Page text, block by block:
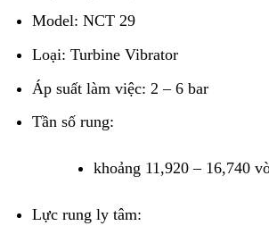
Model: NCT 29
Loại: Turbine Vibrator
Áp suất làm việc: 2 – 6 bar
Tần số rung:
khoảng 11,920 – 16,740
Lực rung ly tâm: